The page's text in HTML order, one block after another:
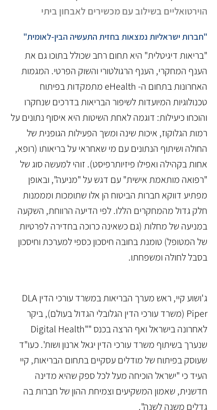
הוירטואליים בשילוב עם מכשירים לאבחון ביתי
"חברות ישראליות נמצאות בחזית התעשיה הבין-לאומית"
"בריאות דיגיטלית" היא תחום רחב שכולל בתוכו גם את
הענף המחקרי, הענף הרגולטורי והשוק הפרטי. המגמות
האחרונות בתחום ה- eHealth מתמקדות בפיתוח
טכנולוגיות המיועדות לשיפור הבריאות בדרכים שנחקרו
והוכחו כיעילות: דוגמה לאחת השיטות היא איסוף נתונים על
רמות הגלוקוז, איכות שינה ומשך הפעילות הגופנית של
החולה ושיתוף הנתונים עם מי שאחראי על בריאותו (רופא,
אחות בקהילה ואפילו פיזיותרפיסט). זוהי למעשה סוג של
"רפואה מותאמת אישית" עם דגש על "מניעה", ובאופן
מפתיע דווקא חברות הביטוח הן אלו שתומכות ומממנות
חלק גדול מהמחקרים הללו. לפי הדיעה הרווחת, השקעה
במניעה של מחלות (גם כשאינה כרוכה בחדירה לפרטיות
של המטופל) טומנת בחובה חיסכון כספי למערכת וחיסכון
בסבל לחולה ומשפחתו.
ג'ושוע קיי, ראש מערך הבריאות במשרד עורכי הדין DLA
Piper (משרד עורכי הדין הגלובלי הגדול בעולם), ביקר
לאחרונה בישראל ואף הרצה בכנס ""Digital Health
שנערך בשיתוף משרד עורכי הדין יגאל ארנון ושות'. כעו"ד
שעוסק בפיתוח של מודלים עסקיים בתחום הבריאות, קיי
העיד כי "ישראל הוכיחה מעל לכל ספק שהיא מדינה
חדשנית, שאמון המשקיעים וצמיחת ההון של חברות בה
גדלים משנה לשנה".